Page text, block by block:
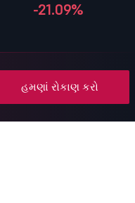
-21.09%
હમણાં રોકાણ કરો